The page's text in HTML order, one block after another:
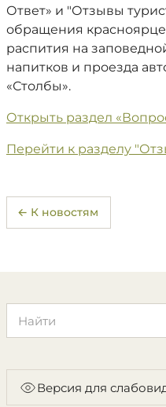
Ответ» и "Отзывы
обращения
распития на
напитков и проезда
«Столбы».
Открыть раздел
Перейти к разделу
← К новостям
Версия для